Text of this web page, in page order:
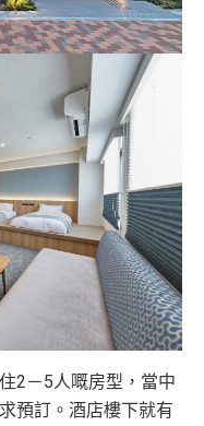
2－5人嘅房型，當中
預訂。酒店樓下就有